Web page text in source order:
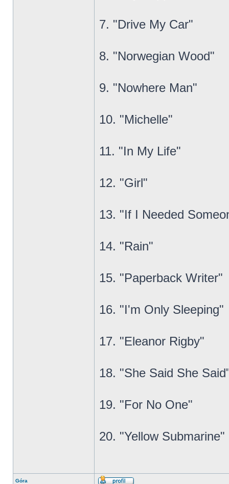
7. "Drive My Car"
8. "Norwegian Wood"
9. "Nowhere Man"
10. "Michelle"
11. "In My Life"
12. "Girl"
13. "If I Needed
14. "Rain"
15. "Paperback Writer"
16. "I'm Only Sleeping"
17. "Eleanor Rigby"
18. "She Said She
19. "For No One"
20. "Yellow Submarine"
Góra